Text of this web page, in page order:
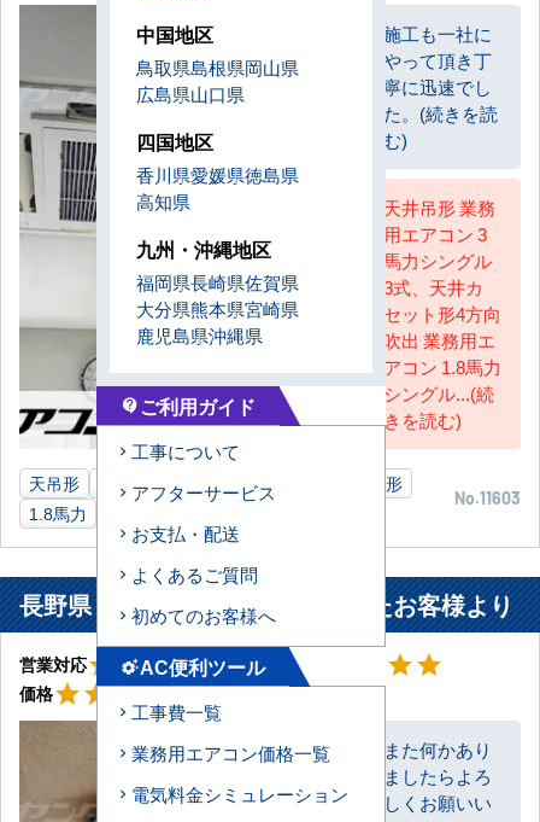
施工も一社に
やって頂き丁
寧に迅速でし
た。(続きを読
む)
天井吊形 業務
用エアコン 3
馬力シングル
3式、天井カ
セット形4方向
吹出 業務用エ
アコン 1.8馬力
シングル...(続
きを読む)
天吊形 3馬力 天カセ4方向
壁掛形
1.8馬力
No.11603
長野県 松本市 ご自宅に設置されたお客様より
営業対応 星5
star starstarstarstar工事対応 星5
star starstar
価格 星5
starstarstarstarstar
お客様
また何かあり
ましたらよろ
しくお願いい
中国地区
鳥取県島根県岡山県
広島県山口県
四国地区
香川県愛媛県徳島県
高知県
九州・沖縄地区
福岡県長崎県佐賀県
大分県熊本県宮崎県
鹿児島県沖縄県
contact_support ご利用ガイド
工事について
アフターサービス
お支払・配送
よくあるご質問
初めてのお客様へ
settings_suggestAC便利ツール
工事費一覧
業務用エアコン価格一覧
電気料金シミュレーション